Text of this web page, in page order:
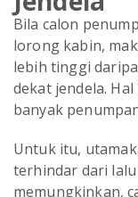
Bila calon
lorong kabin,
lebih tinggi
dekat jendela.
banyak
Untuk itu,
terhindar dari
memungkinkan,